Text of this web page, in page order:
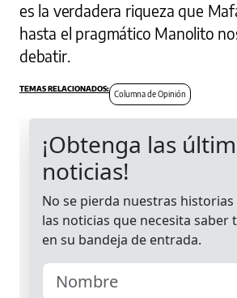
es la verdadera riqueza que
hasta el pragmático Manolito
debatir.
Columna de Opinión